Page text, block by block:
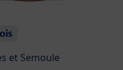
et Semoule